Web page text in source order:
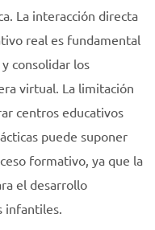
La interacción directa
real es fundamental
consolidar los
virtual. La limitación
centros educativos
puede suponer
formativo, ya que la
el desarrollo
infantiles.